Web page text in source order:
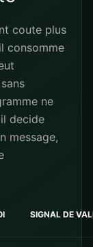
coute plus
consomme
ne
decide
message,
SIGNAL DE